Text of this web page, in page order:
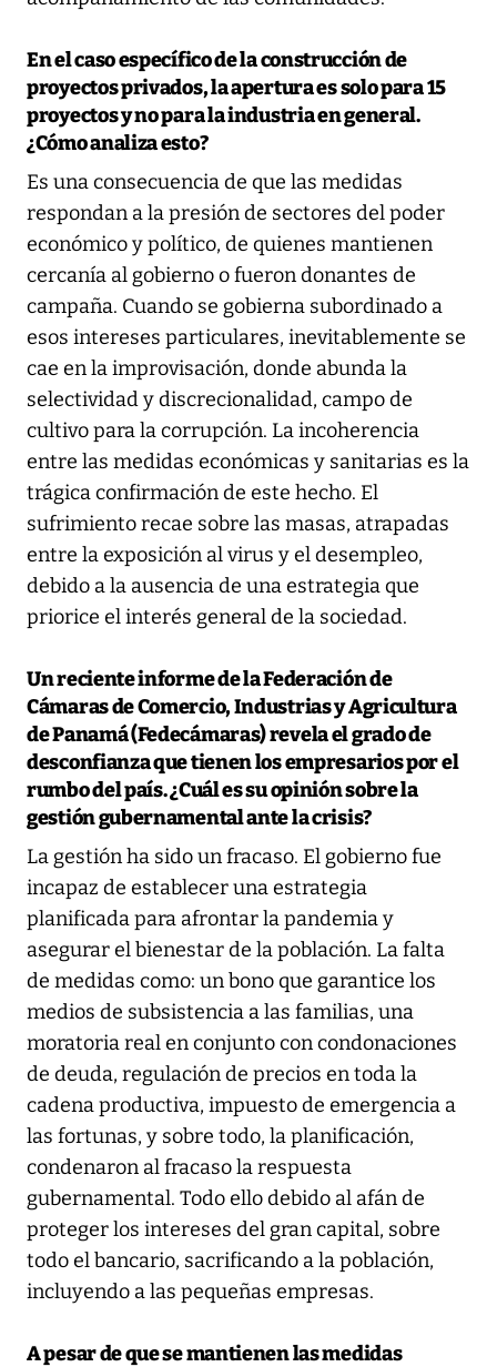
En el caso específico de la construcción de
proyectos privados, la apertura es solo para 15
proyectos y no para la industria en general.
¿Cómo analiza esto?
Es una consecuencia de que las medidas
respondan a la presión de sectores del poder
económico y político, de quienes mantienen
cercanía al gobierno o fueron donantes de
campaña. Cuando se gobierna subordinado a
esos intereses particulares, inevitablemente se
cae en la improvisación, donde abunda la
selectividad y discrecionalidad, campo de
cultivo para la corrupción. La incoherencia
entre las medidas económicas y sanitarias es la
trágica confirmación de este hecho. El
sufrimiento recae sobre las masas, atrapadas
entre la exposición al virus y el desempleo,
debido a la ausencia de una estrategia que
priorice el interés general de la sociedad.
Un reciente informe de la Federación de
Cámaras de Comercio, Industrias y Agricultura
de Panamá (Fedecámaras) revela el grado de
desconfianza que tienen los empresarios por el
rumbo del país. ¿Cuál es su opinión sobre la
gestión gubernamental ante la crisis?
La gestión ha sido un fracaso. El gobierno fue
incapaz de establecer una estrategia
planificada para afrontar la pandemia y
asegurar el bienestar de la población. La falta
de medidas como: un bono que garantice los
medios de subsistencia a las familias, una
moratoria real en conjunto con condonaciones
de deuda, regulación de precios en toda la
cadena productiva, impuesto de emergencia a
las fortunas, y sobre todo, la planificación,
condenaron al fracaso la respuesta
gubernamental. Todo ello debido al afán de
proteger los intereses del gran capital, sobre
todo el bancario, sacrificando a la población,
incluyendo a las pequeñas empresas.
A pesar de que se mantienen las medidas